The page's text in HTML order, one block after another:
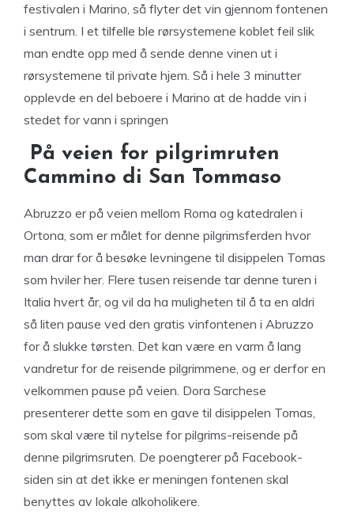
festivalen i Marino, så flyter det vin gjennom fontenen
i sentrum. I et tilfelle ble rørsystemene koblet feil slik
man endte opp med å sende denne vinen ut i
rørsystemene til private hjem. Så i hele 3 minutter
opplevde en del beboere i Marino at de hadde vin i
stedet for vann i springen
På veien for pilgrimruten
Cammino di San Tommaso
Abruzzo er på veien mellom Roma og katedralen i
Ortona, som er målet for denne pilgrimsferden hvor
man drar for å besøke levningene til disippelen Tomas
som hviler her. Flere tusen reisende tar denne turen i
Italia hvert år, og vil da ha muligheten til å ta en aldri
så liten pause ved den gratis vinfontenen i Abruzzo
for å slukke tørsten. Det kan være en varm å lang
vandretur for de reisende pilgrimmene, og er derfor en
velkommen pause på veien. Dora Sarchese
presenterer dette som en gave til disippelen Tomas,
som skal være til nytelse for pilgrims-reisende på
denne pilgrimsruten. De poengterer på Facebook-
siden sin at det ikke er meningen fontenen skal
benyttes av lokale alkoholikere.